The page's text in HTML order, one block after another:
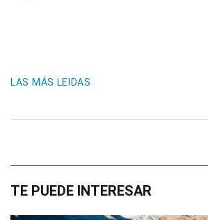
LAS MÁS LEIDAS
TE PUEDE INTERESAR